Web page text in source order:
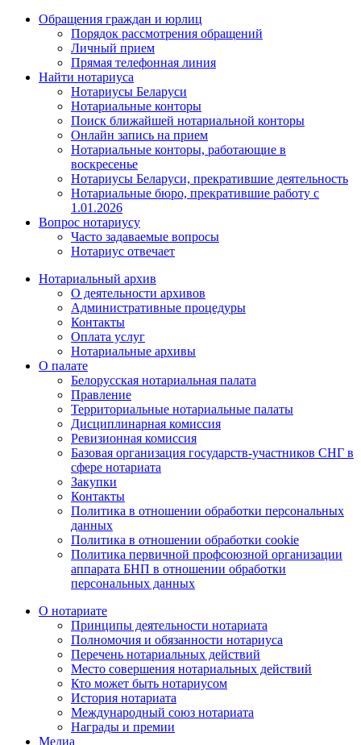
Обращения граждан и юрлиц
Порядок рассмотрения обращений
Личный прием
Прямая телефонная линия
Найти нотариуса
Нотариусы Беларуси
Нотариальные конторы
Поиск ближайшей нотариальной конторы
Онлайн запись на прием
Нотариальные конторы, работающие в
воскресенье
Нотариусы Беларуси, прекратившие деятельность
Нотариальные бюро, прекратившие работу с
1.01.2026
Вопрос нотариусу
Часто задаваемые вопросы
Нотариус отвечает
Нотариальный архив
О деятельности архивов
Административные процедуры
Контакты
Оплата услуг
Нотариальные архивы
О палате
Белорусская нотариальная палата
Правление
Территориальные нотариальные палаты
Дисциплинарная комиссия
Ревизионная комиссия
Базовая организация государств-участников СНГ в
сфере нотариата
Закупки
Контакты
Политика в отношении обработки персональных
данных
Политика в отношении обработки cookie
Политика первичной профсоюзной организации
аппарата БНП в отношении обработки
персональных данных
О нотариате
Принципы деятельности нотариата
Полномочия и обязанности нотариуса
Перечень нотариальных действий
Место совершения нотариальных действий
Кто может быть нотариусом
История нотариата
Международный союз нотариата
Награды и премии
Медиа